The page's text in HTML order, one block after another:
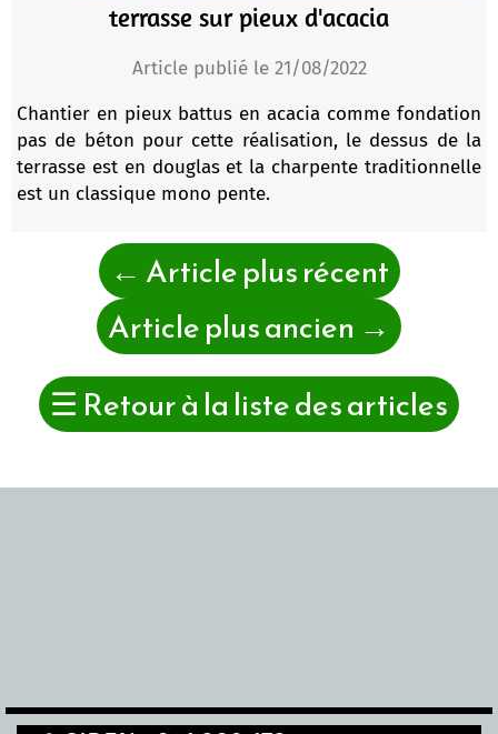
terrasse sur pieux d'acacia
Article publié le 21/08/2022
Chantier en pieux battus en acacia comme fondation
pas de béton pour cette réalisation, le dessus de la
terrasse est en douglas et la charpente traditionnelle
est un classique mono pente.
← Article plus récent
Article plus ancien →
☰ Retour à la liste des articles